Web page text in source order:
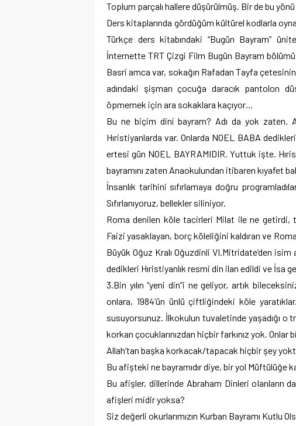
Toplum parçalı hallere düşürülmüş. Bir de bu
Ders kitaplarında gördüğüm kültürel kodlarla
Türkçe ders kitabındaki “Bugün Bayram”
İnternette TRT Çizgi Film Bugün Bayram
Basri amca var, sokağın Rafadan Tayfa
adındaki şişman çocuğa daracık pantolon
öpmemek için ara sokaklara kaçıyor…
Bu ne biçim dini bayram? Adı da yok zaten.
Hıristiyanlarda var. Onlarda NOEL BABA
ertesi gün NOEL BAYRAMIDIR. Yuttuk işte.
bayramını zaten Anaokulundan itibaren kıyafet
İnsanlık tarihini sıfırlamaya doğru
Sıfırlanıyoruz, bellekler siliniyor.
Roma denilen köle tacirleri Milat ile ne getirdi,
Faizi yasaklayan, borç köleliğini kaldıran ve
Büyük Oğuz Kralı Oğuzdinli VI.Mitridate’den
dedikleri Hıristiyanlık resmi din ilan edildi ve İsa
3.Bin yılın “yeni din”i ne geliyor, artık
onlara, 1984’ün ünlü çiftliğindeki köle
susuyorsunuz. İlkokulun tuvaletinde yaşadığı
korkan çocuklarınızdan hiçbir farkınız yok. Onlar
Allah’tan başka korkacak/tapacak hiçbir şey
Bu afişteki ne bayramıdır diye, bir yol Müftülüğe
Bu afişler, dillerinde Abraham Dinleri olanların
afişleri midir yoksa?
Siz değerli okurlarımızın Kurban Bayramı Kutlu